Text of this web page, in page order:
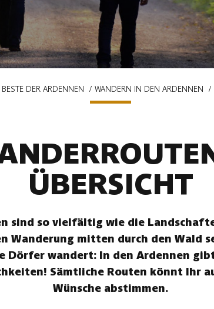
DER ARDENNEN WANDERN IN DEN ARDENNEN
ÜBERSICHT
sind so vielfältig wie die
Wanderung mitten durch den Wald
Dörfer wandert: In den Ardennen
Sämtliche Routen könnt Ihr
Wünsche abstimmen.